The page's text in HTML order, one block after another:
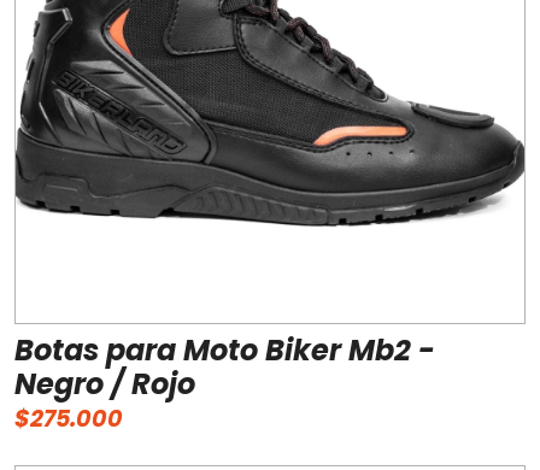
Botas para Moto Biker Mb2 -
Negro / Rojo
$275.000